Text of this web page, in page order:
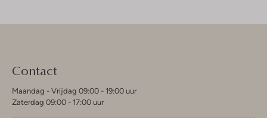
Contact
Maandag - Vrijdag 09:00 - 19:00 uur
Zaterdag 09:00 - 17:00 uur